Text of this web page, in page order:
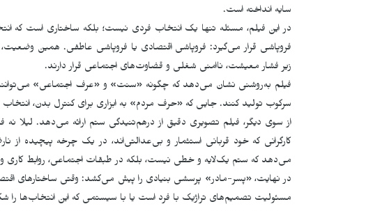
سایه انداخته است.
در این فیلم، مسئله تنها یک انتخاب فردی نیست؛ بلکه ساختاری است که
فروپاشی قرار می‌گیرد: فروپاشی اقتصادی یا فروپاشی عاطفی. همین وضعیت،
زیر فشار معیشت، ناامنی شغلی و قضاوت‌های اجتماعی قرار دارند.
فیلم به‌روشنی نشان می‌دهد که چگونه «سنت» و «عرف اجتماعی» می‌توانند به
سرکوب تولید کنند. جایی که «حرف مردم» به ابزاری برای کنترل بدن،
از سوی دیگر، فیلم تصویری دقیق از درهم‌تنیدگی ستم ارائه می‌دهد. لیلا
کارگرانی که خود قربانی استثمار و بی‌عدالتی‌اند، در یک چرخه پیچیده از
می‌دهد که ستم یک‌لایه و خطی نیست، بلکه در طبقات اجتماعی، روابط کاری
در نهایت، «پسر-مادر» پرسشی بنیادی را پیش می‌کشد: وقتی ساختارهای
مسئولیت تصمیم‌های تراژیک با فرد است یا با سیستمی که این انتخاب‌ها را